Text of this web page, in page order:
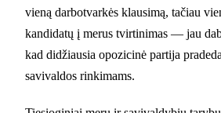
vieną darbotvarkės klausimą, tačiau
kandidatų į merus tvirtinimas — jau
kad didžiausia opozicinė partija
savivaldos rinkimams.